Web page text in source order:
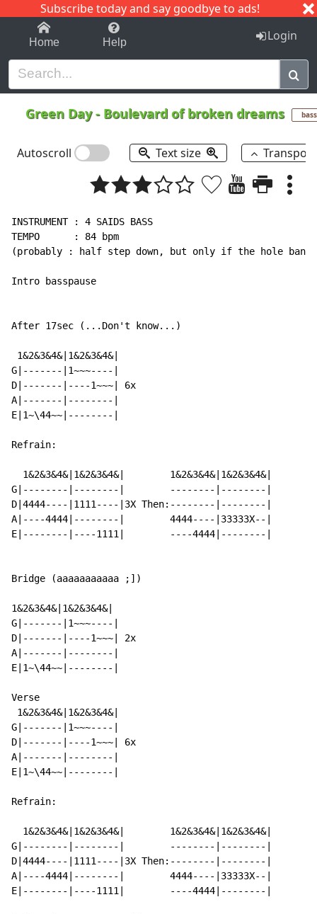
Subscribe today and say goodbye to ads!
1-9 C I J
Home Help Login
Green Day- Boulevard of broken dreams bass
Autoscroll Text size
INSTRUMENT : 4 SAIDS BASS
TEMPO      : 84 bpm
(probably : half step down, but only if the hole
Intro basspause
After 17sec (...Don't know...)
1&2&3&4&|1&2&3&4&|
G|-------|1~~~----|
D|-------|----1~~~| 6x
A|-------|--------|
E|1~\44~~|--------|
Refrain:
  1&2&3&4&|1&2&3&4&|        1&2&3&4&|1&2&3&4&|
G|--------|--------|        --------|--------|
D|4444----|1111----|3X Then:--------|--------|
A|----4444|--------|        4444----|33333X--|
E|--------|----1111|        ----4444|--------|
Bridge (aaaaaaaaaaa ;])
1&2&3&4&|1&2&3&4&|
G|-------|1~~~----|
D|-------|----1~~~| 2x
A|-------|--------|
E|1~\44~~|--------|
Verse
1&2&3&4&|1&2&3&4&|
G|-------|1~~~----|
D|-------|----1~~~| 6x
A|-------|--------|
E|1~\44~~|--------|
Refrain:
  1&2&3&4&|1&2&3&4&|        1&2&3&4&|1&2&3&4&|
G|--------|--------|        --------|--------|
D|4444----|1111----|3X Then:--------|--------|
A|----4444|--------|        4444----|33333X--|
E|--------|----1111|        ----4444|--------|